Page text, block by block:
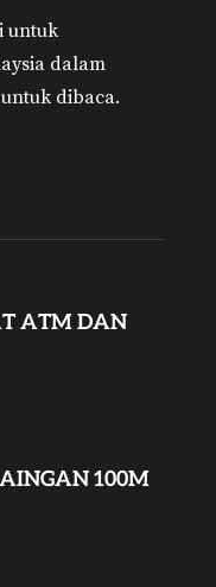
untuk
dalam
dibaca.
ATM DAN
100M